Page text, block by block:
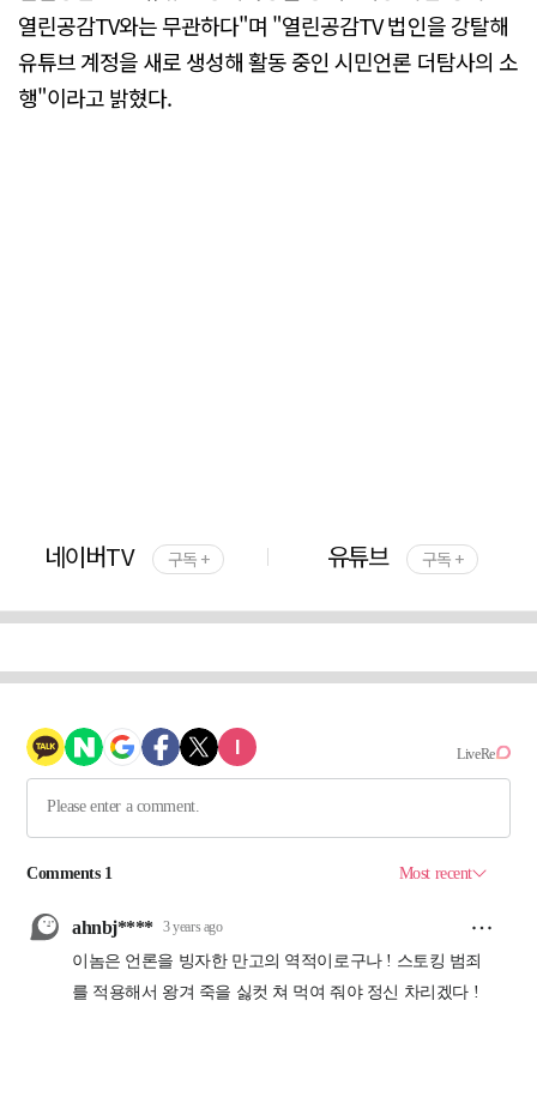
열린공감TV와는 무관하다"며 "열린공감TV 법인을 강탈해
유튜브 계정을 새로 생성해 활동 중인 시민언론 더탐사의 소
행"이라고 밝혔다.
네이버TV 구독 + 유튜브 구독 +